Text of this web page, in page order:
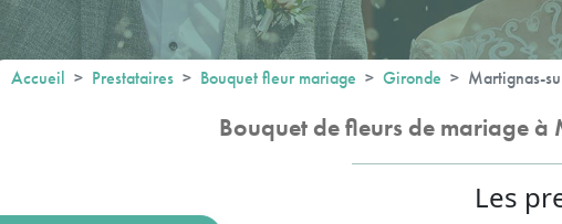
Accueil Prestataires Bouquet fleur mariage Gironde Martignas-
Bouquet de fleurs de mariage
Les